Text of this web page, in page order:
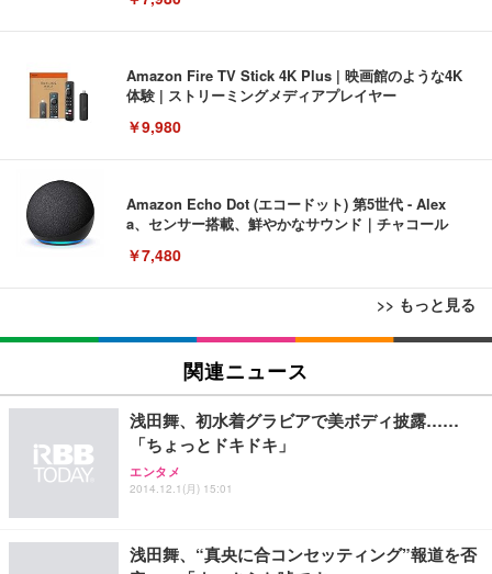
Amazon Fire TV Stick 4K Plus | 映画館のような4K
体験 | ストリーミングメディアプレイヤー
￥9,980
Amazon Echo Dot (エコードット) 第5世代 - Alex
a、センサー搭載、鮮やかなサウンド｜チャコール
￥7,480
>> もっと見る
[EdoErgo] オフィスチェア 椅子 テレワーク 疲れな
い 跳ね上げ式アームレスト コンパクト 約105度ロッ
キング pc 事務椅子 360度回転 座面昇降 強化ナイロ
ン樹脂ベース 通気性メッシュ 在宅ワーク H-WY01
(黒網+黒枠+黒足)
￥5,699
SIHOO B100 オフィスチェア／デスクチェア メッシ
EIZO ビジネス向けプレミアムモニター | FlexScan
EV3240X-WT | 31.5型4K UHD・USB Type-C・ホワ
￥105,595
EIZO ビジネス向けプレミアムモニター | FlexScan
EV2740X-WT | 27.0型4K UHD・USB Type-C・ホワ
￥109,572
Amazonベーシック ペットシーツ 薄型 レギュラー 1
回使い捨て 無香料 ホワイト 300枚
￥3,373
Amazonベーシック ペットシーツ 厚型 ワイド 42枚
関連ニュース
浅田舞、初水着グラビアで美ボディ披露……
「ちょっとドキドキ」
エンタメ
2014.12.1(月) 15:01
浅田舞、“真央に合コンセッティング”報道を否